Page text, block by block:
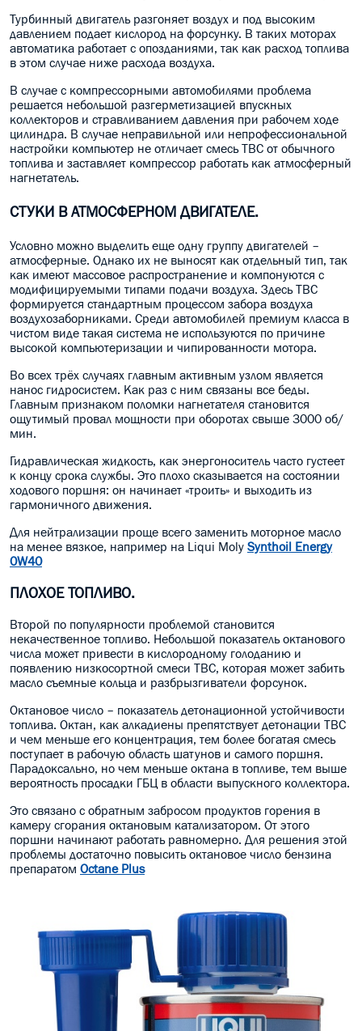
Турбинный двигатель разгоняет воздух и под высоким
давлением подает кислород на форсунку. В таких моторах
автоматика работает с опозданиями, так как расход топлива
в этом случае ниже расхода воздуха.
В случае с компрессорными автомобилями проблема
решается небольшой разгерметизацией впускных
коллекторов и стравливанием давления при рабочем ходе
цилиндра. В случае неправильной или непрофессиональной
настройки компьютер не отличает смесь ТВС от обычного
топлива и заставляет компрессор работать как атмосферный
нагнетатель.
СТУКИ В АТМОСФЕРНОМ ДВИГАТЕЛЕ.
Условно можно выделить еще одну группу двигателей –
атмосферные. Однако их не выносят как отдельный тип, так
как имеют массовое распространение и компонуются с
модифицируемыми типами подачи воздуха. Здесь ТВС
формируется стандартным процессом забора воздуха
воздухозаборниками. Среди автомобилей премиум класса в
чистом виде такая система не используются по причине
высокой компьютеризации и чипированности мотора.
Во всех трёх случаях главным активным узлом является
нанос гидросистем. Как раз с ним связаны все беды.
Главным признаком поломки нагнетателя становится
ощутимый провал мощности при оборотах свыше 3000 об/
мин.
Гидравлическая жидкость, как энергоноситель часто густеет
к концу срока службы. Это плохо сказывается на состоянии
ходового поршня: он начинает «троить» и выходить из
гармоничного движения.
Для нейтрализации проще всего заменить моторное масло
на менее вязкое, например на Liqui Moly Synthoil Energy
0W40
ПЛОХОЕ ТОПЛИВО.
Второй по популярности проблемой становится
некачественное топливо. Небольшой показатель октанового
числа может привести в кислородному голоданию и
появлению низкосортной смеси ТВС, которая может забить
масло съемные кольца и разбрызгиватели форсунок.
Октановое число – показатель детонационной устойчивости
топлива. Октан, как алкадиены препятствует детонации ТВС
и чем меньше его концентрация, тем более богатая смесь
поступает в рабочую область шатунов и самого поршня.
Парадоксально, но чем меньше октана в топливе, тем выше
вероятность просадки ГБЦ в области выпускного коллектора.
Это связано с обратным забросом продуктов горения в
камеру сгорания октановым катализатором. От этого
поршни начинают работать равномерно. Для решения этой
проблемы достаточно повысить октановое число бензина
препаратом Octane Plus